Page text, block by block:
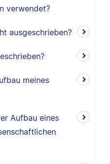
verwendet?
ausgeschrieben?
meines
Aufbau eines